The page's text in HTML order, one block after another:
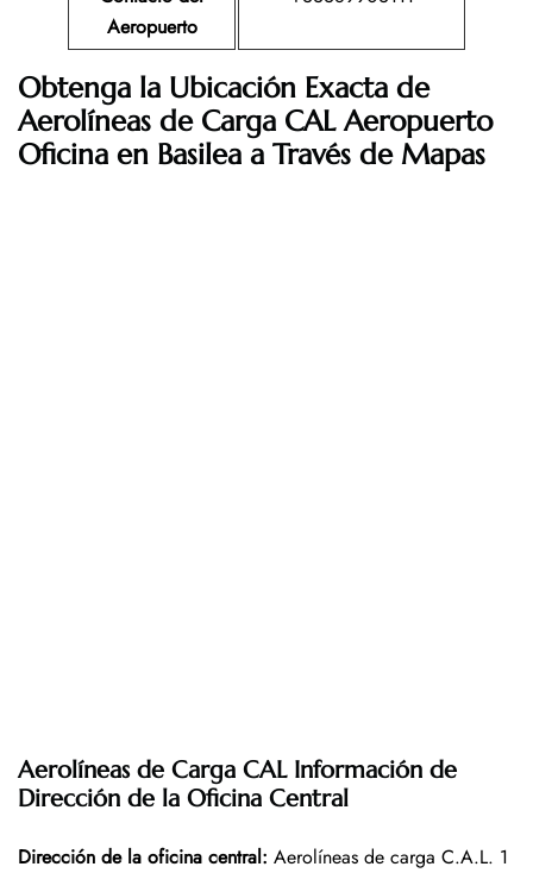
Aeropuerto
Obtenga la Ubicación Exacta de
Aerolíneas de Carga CAL Aeropuerto
Oficina en Basilea a Través de Mapas
Aerolíneas de Carga CAL Información de
Dirección de la Oficina Central
Dirección de la oficina central: Aerolíneas de carga C.A.L. 1